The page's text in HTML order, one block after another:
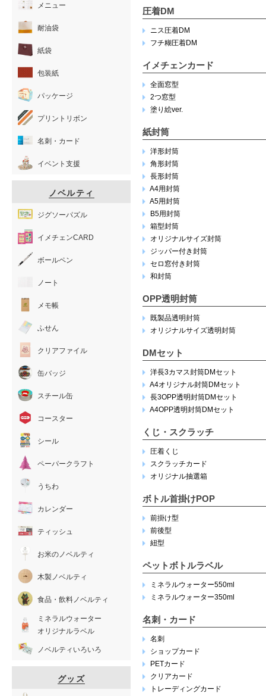
圧着DM
ニス圧着DM
フチ糊圧着DM
イメチェンカード
全面窓型
2つ窓型
塗り絵ver.
紙封筒
洋形封筒
角形封筒
長形封筒
A4用封筒
A5用封筒
B5用封筒
箱型封筒
オリジナルサイズ封筒
ジッパー付き封筒
セロ窓付き封筒
和封筒
OPP透明封筒
既製品透明封筒
オリジナルサイズ透明封筒
DMセット
洋長3カマス封筒DMセット
A4オリジナル封筒DMセット
長3OPP透明封筒DMセット
A4OPP透明封筒DMセット
くじ・スクラッチ
圧着くじ
スクラッチカード
オリジナル抽選箱
ボトル首掛けPOP
前掛け型
前後型
紐型
ペットボトルラベル
ミネラルウォーター550ml
ミネラルウォーター350ml
名刺・カード
名刺
ショップカード
PETカード
クリアカード
トレーディングカード
メニュー
耐油袋
紙袋
包装紙
パッケージ
プリントリボン
名刺・カード
イベント支援
ノベルティ
ジグソーパズル
イメチェンCARD
ボールペン
ノート
メモ帳
ふせん
クリアファイル
缶バッジ
スチール缶
コースター
シール
ペーパークラフト
うちわ
カレンダー
ティッシュ
お米のノベルティ
木製ノベルティ
食品・飲料ノベルティ
ミネラルウォーター
オリジナルラベル
ノベルティいろいろ
グッズ